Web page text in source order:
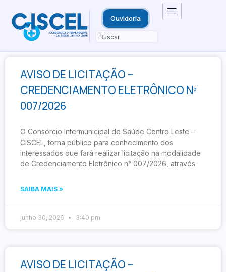
Ouvidoria
AVISO DE LICITAÇÃO –
CREDENCIAMENTO ELETRÔNICO Nº
007/2026
O Consórcio Intermunicipal de Saúde Centro Leste –
CISCEL, torna público para conhecimento dos
interessados que fará realizar licitação na modalidade
de Credenciamento Eletrônico n° 007/2026, através
SAIBA MAIS »
junho 30, 2026 3:40 pm
AVISO DE LICITAÇÃO –